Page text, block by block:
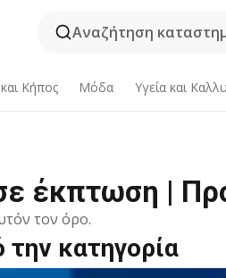
Αναζήτηση
και Κήπος Μόδα Υγεία και
έκπτωση |
τον όρο.
κατηγορία